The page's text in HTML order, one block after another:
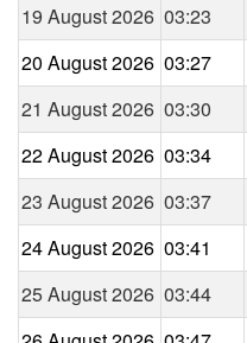
19 August 2026 03:23
20 August 2026 03:27
21 August 2026 03:30
22 August 2026 03:34
23 August 2026 03:37
24 August 2026 03:41
25 August 2026 03:44